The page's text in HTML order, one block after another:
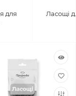
для
Ласощі